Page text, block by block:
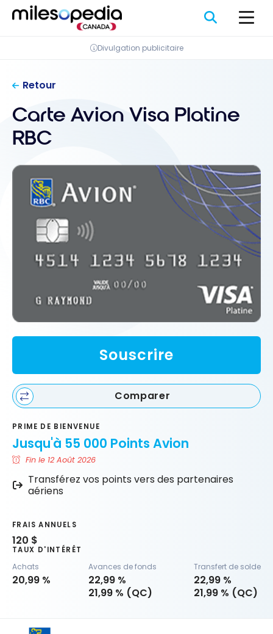
Panneau de gestion des cookies
Passer
Divulgation publicitaire
Retour
Carte Avion Visa Platine
RBC
Souscrire
Comparer
PRIME DE BIENVENUE
Jusqu'à 55 000 Points Avion
Fin le 12 Août 2026
Transférez vos points vers des partenaires
aériens
FRAIS ANNUELS
120 $
TAUX D'INTÉRÊT
Achats
20,99 %
Avances de fonds
22,99 %
21,99 % (QC)
Transfert de solde
22,99 %
21,99 % (QC)